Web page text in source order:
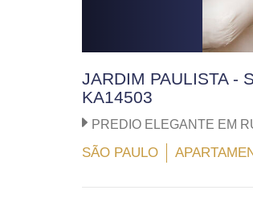
JARDIM PAULISTA -
KA14503
PREDIO ELEGANTE EM
SÃO PAULO